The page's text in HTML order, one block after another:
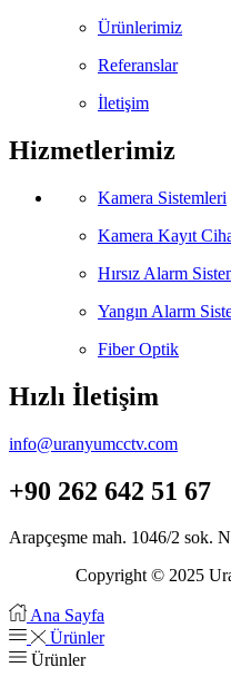
Ürünlerimiz
Referanslar
İletişim
Hizmetlerimiz
Kamera Sistemleri
Kamera Kayıt
Hırsız Alarm
Yangın Alarm
Fiber Optik
Hızlı İletişim
info@uranyumcctv.com
+90 262 642 51 67
Arapçeşme mah. 1046/2 sok.
Copyright © 2025
Ana Sayfa
Ürünler
Ürünler